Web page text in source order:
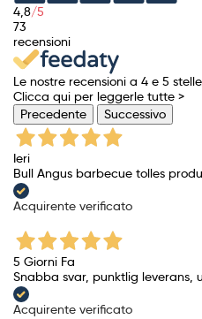
4,8/5
73
recensioni
Le nostre recensioni a 4 e 5
Clicca qui per leggerle tutte >
Precedente
Successivo
Ieri
Bull Angus barbecue tolles
Acquirente verificato
5 Giorni Fa
Snabba svar, punktlig leverans,
Acquirente verificato